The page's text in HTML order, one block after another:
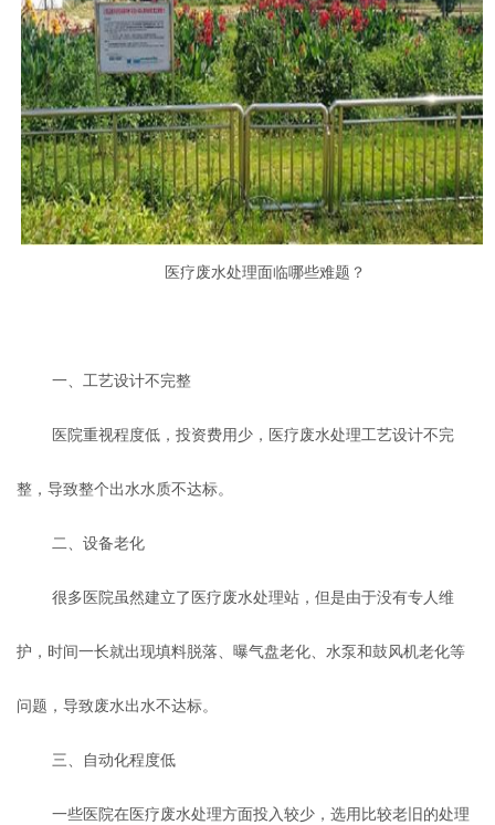
医疗废水处理面临哪些难题？
一、工艺设计不完整
医院重视程度低，投资费用少，医疗废水处理工艺设计不完
整，导致整个出水水质不达标。
二、设备老化
很多医院虽然建立了医疗废水处理站，但是由于没有专人维
护，时间一长就出现填料脱落、曝气盘老化、水泵和鼓风机老化等
问题，导致废水出水不达标。
三、自动化程度低
一些医院在医疗废水处理方面投入较少，选用比较老旧的处理